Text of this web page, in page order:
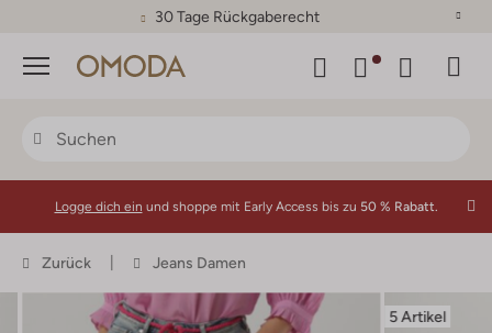
30 Tage Rückgaberecht
Menü
Logge dich ein und shoppe mit Early Access bis zu 50 % Rabatt.
Zurück Jeans Damen
5 Artikel